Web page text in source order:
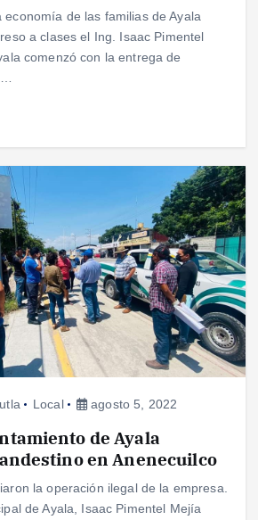
economía de las familias de Ayala
a clases el Ing. Isaac Pimentel
comenzó con la entrega de
Local agosto 5, 2022
de Ayala
en Anenecuilco
la operación ilegal de la empresa.
de Ayala, Isaac Pimentel Mejía